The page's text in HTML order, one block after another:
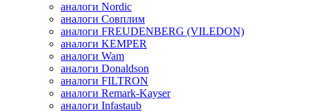
аналоги Nordic
аналоги Совплим
аналоги FREUDENBERG (VILEDON)
аналоги KEMPER
аналоги Wam
аналоги Donaldson
аналоги FILTRON
аналоги Remark-Kayser
аналоги Infastaub